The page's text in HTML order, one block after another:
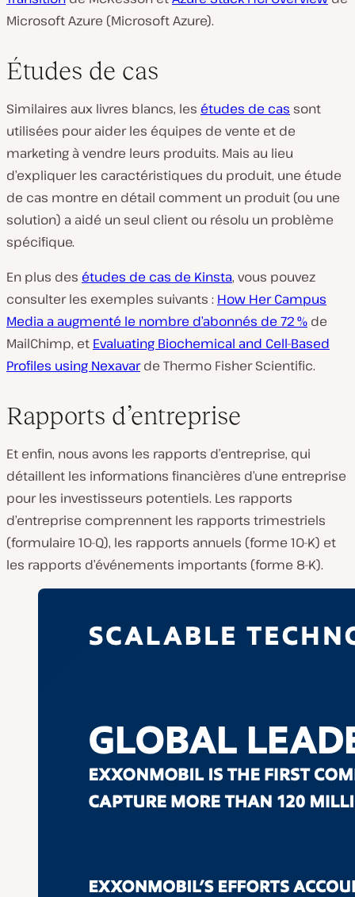
Microsoft Azure (Microsoft Azure).
Études de cas
Similaires aux livres blancs, les études de cas sont
utilisées pour aider les équipes de vente et de
marketing à vendre leurs produits. Mais au lieu
d’expliquer les caractéristiques du produit, une étude
de cas montre en détail comment un produit (ou une
solution) a aidé un seul client ou résolu un problème
spécifique.
En plus des études de cas de Kinsta, vous pouvez
consulter les exemples suivants : How Her Campus
Media a augmenté le nombre d’abonnés de 72 % de
MailChimp, et Evaluating Biochemical and Cell-Based
Profiles using Nexavarde Thermo Fisher Scientific.
Rapports d’entreprise
Et enfin, nous avons les rapports d’entreprise, qui
détaillent les informations financières d’une entreprise
pour les investisseurs potentiels. Les rapports
d’entreprise comprennent les rapports trimestriels
(formulaire 10-Q), les rapports annuels (forme 10-K) et
les rapports d’événements importants (forme 8-K).